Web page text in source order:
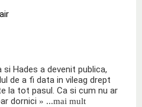
Hades a devenit publica,
de a fi data in vileag drept
la tot pasul. Ca si cum nu ar
dornici » ...mai mult